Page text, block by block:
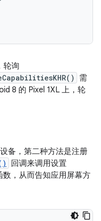
轮询
需
8 的 Pixel 1XL 上，轮
备，第二种方法是注册
回调来调用设置
数，从而告知应用屏幕方